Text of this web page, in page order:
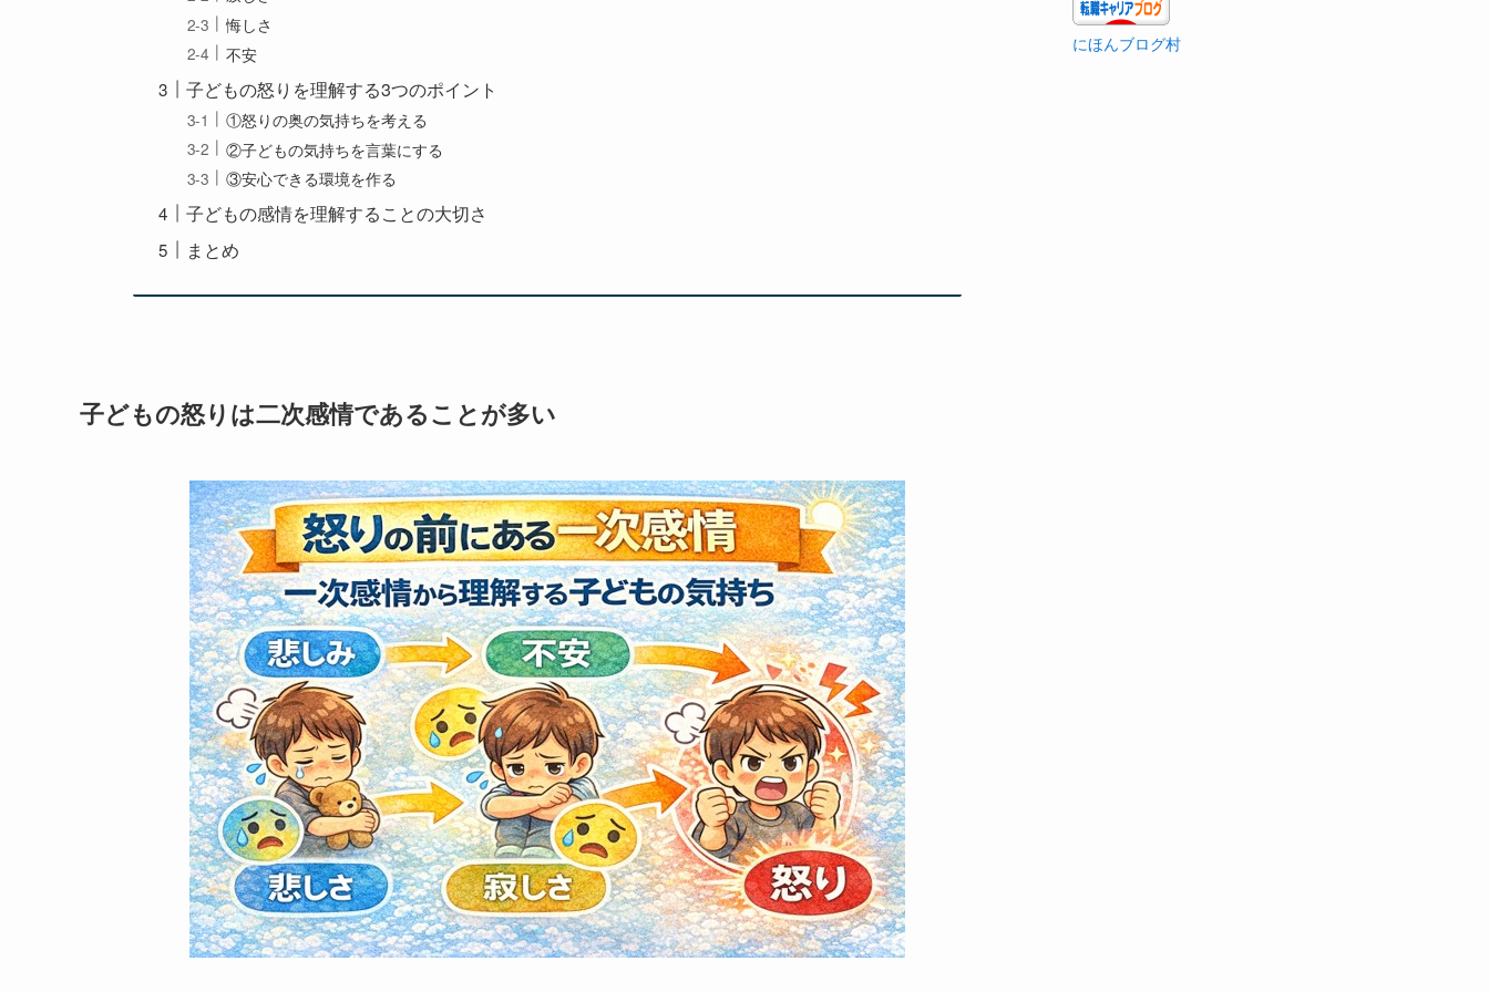
悔しさ
不安
子どもの怒りを理解する3つのポイント
①怒りの奥の気持ちを考える
②子どもの気持ちを言葉にする
③安心できる環境を作る
子どもの感情を理解することの大切さ
まとめ
子どもの怒りは二次感情であることが多い
にほんブログ村